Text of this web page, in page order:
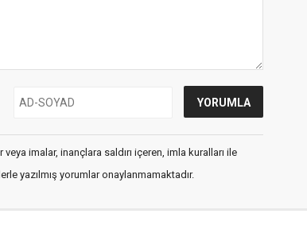
imalar, inançlara saldırı içeren, imla kuralları ile
yazılmış yorumlar onaylanmamaktadır.